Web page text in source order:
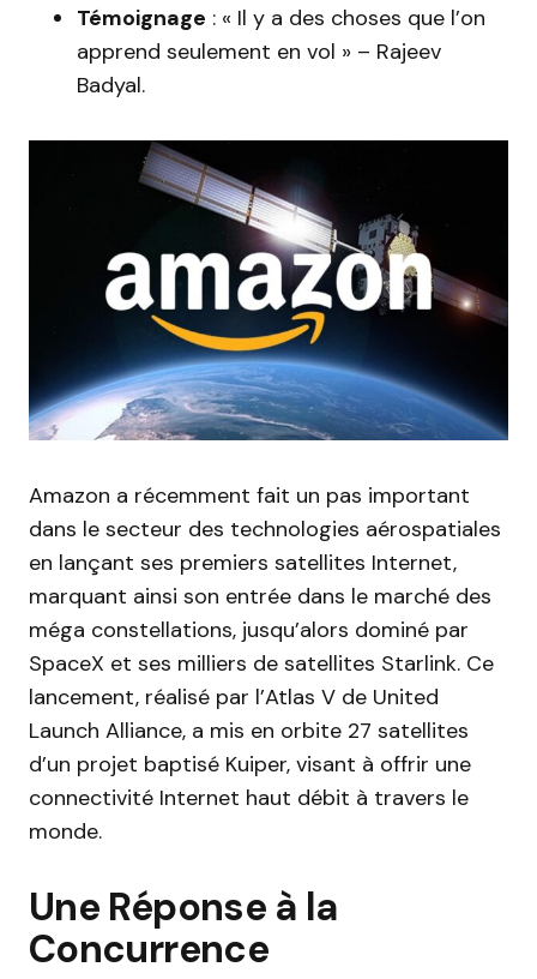
Témoignage : « Il y a des choses que l’on
apprend seulement en vol » – Rajeev
Badyal.
Amazon a récemment fait un pas important
dans le secteur des technologies aérospatiales
en lançant ses premiers satellites Internet,
marquant ainsi son entrée dans le marché des
méga constellations, jusqu’alors dominé par
SpaceX et ses milliers de satellites Starlink. Ce
lancement, réalisé par l’Atlas V de United
Launch Alliance, a mis en orbite 27 satellites
d’un projet baptisé Kuiper, visant à offrir une
connectivité Internet haut débit à travers le
monde.
Une Réponse à la
Concurrence